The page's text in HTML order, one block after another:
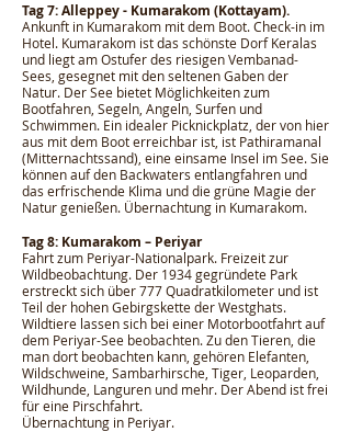
Tag 7: Alleppey - Kumarakom (Kottayam).
Ankunft in Kumarakom mit dem Boot. Check-in im
Hotel. Kumarakom ist das schönste Dorf Keralas
und liegt am Ostufer des riesigen Vembanad-
Sees, gesegnet mit den seltenen Gaben der
Natur. Der See bietet Möglichkeiten zum
Bootfahren, Segeln, Angeln, Surfen und
Schwimmen. Ein idealer Picknickplatz, der von hier
aus mit dem Boot erreichbar ist, ist Pathiramanal
(Mitternachtssand), eine einsame Insel im See. Sie
können auf den Backwaters entlangfahren und
das erfrischende Klima und die grüne Magie der
Natur genießen. Übernachtung in Kumarakom.
Tag 8: Kumarakom – Periyar
Fahrt zum Periyar-Nationalpark. Freizeit zur
Wildbeobachtung. Der 1934 gegründete Park
erstreckt sich über 777 Quadratkilometer und ist
Teil der hohen Gebirgskette der Westghats.
Wildtiere lassen sich bei einer Motorbootfahrt auf
dem Periyar-See beobachten. Zu den Tieren, die
man dort beobachten kann, gehören Elefanten,
Wildschweine, Sambarhirsche, Tiger, Leoparden,
Wildhunde, Languren und mehr. Der Abend ist frei
für eine Pirschfahrt.
Übernachtung in Periyar.